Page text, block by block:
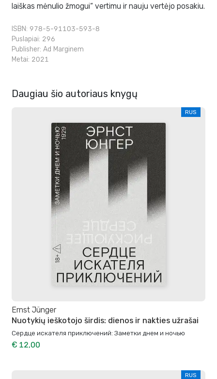
laiškas mėnulio žmogui“ vertimu ir nauju vertėjo posakiu.
ISBN: 978-5-91103-593-8
Puslapiai: 296
Publisher: Ad Marginem
Metai: 2021
Daugiau šio autoriaus knygų
RUS
Ernst Jünger
Nuotykių ieškotojo širdis: dienos ir nakties užrašai
Сердце искателя приключений: Заметки днем и ночью
€ 12,00
RUS